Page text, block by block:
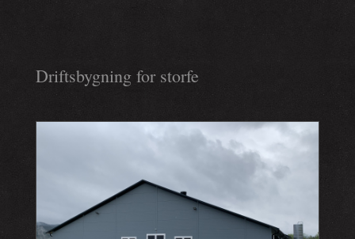
Driftsbygning for storfe